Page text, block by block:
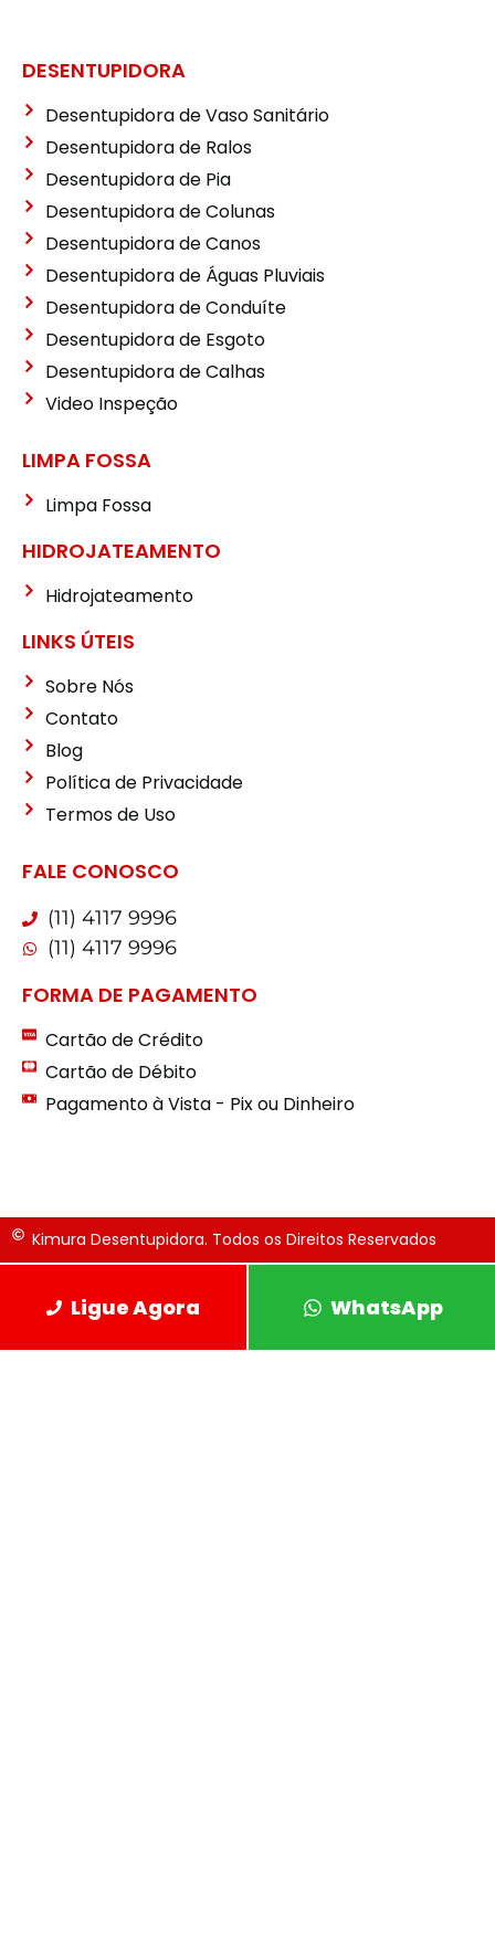
DESENTUPIDORA
Desentupidora de Vaso Sanitário
Desentupidora de Ralos
Desentupidora de Pia
Desentupidora de Colunas
Desentupidora de Canos
Desentupidora de Águas Pluviais
Desentupidora de Conduíte
Desentupidora de Esgoto
Desentupidora de Calhas
Video Inspeção
LIMPA FOSSA
Limpa Fossa
HIDROJATEAMENTO
Hidrojateamento
LINKS ÚTEIS
Sobre Nós
Contato
Blog
Política de Privacidade
Termos de Uso
FALE CONOSCO
(11) 4117 9996
(11) 4117 9996
FORMA DE PAGAMENTO
Cartão de Crédito
Cartão de Débito
Pagamento à Vista - Pix ou Dinheiro
Kimura Desentupidora. Todos os Direitos Reservados
Ligue Agora WhatsApp